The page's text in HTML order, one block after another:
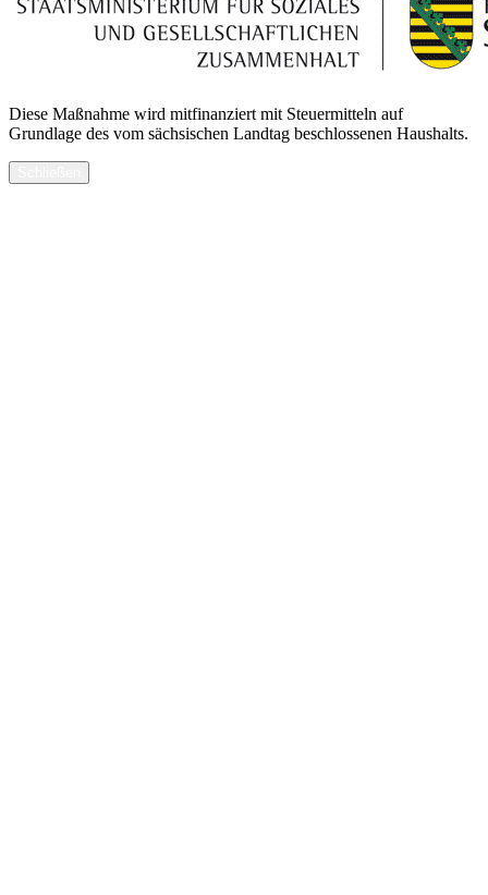
Diese Maßnahme wird mitfinanziert mit Steuermitteln auf
Grundlage des vom sächsischen Landtag beschlossenen Haushalts.